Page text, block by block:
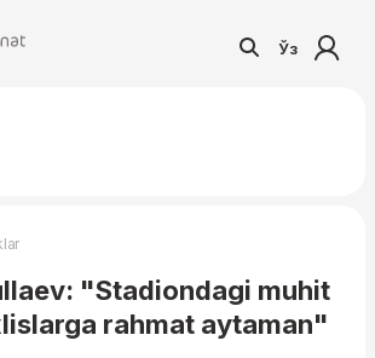
Ўз
"Stadiondagi muhit
rahmat aytaman"